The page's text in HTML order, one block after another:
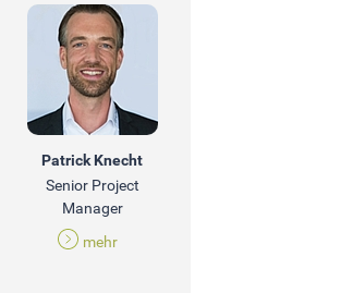
Patrick Knecht
Senior Project
Manager
mehr